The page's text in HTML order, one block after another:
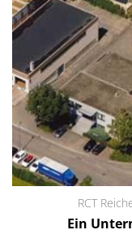
RCT
Ein